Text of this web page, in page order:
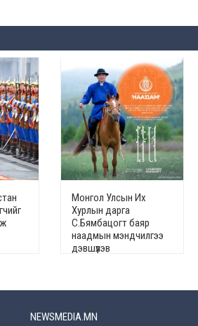
Монгол Улсын Их
Хурлын дарга
С.Бямбацогт баяр
наадмын мэндчилгээ
дэвшүүлэв
NEWSMEDIA.MN